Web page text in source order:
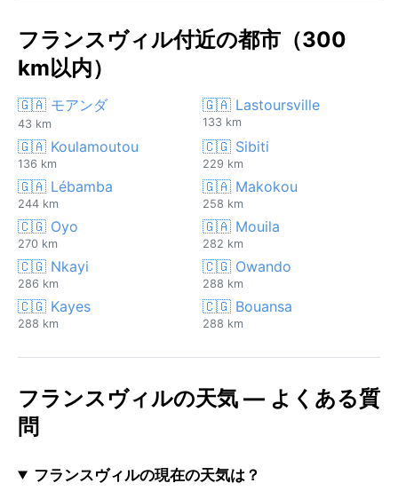
フランスヴィル付近の都市（300
km以内）
🇬🇦 モアンダ
43 km
🇬🇦 Lastoursville
133 km
🇬🇦 Koulamoutou
136 km
🇨🇬 Sibiti
229 km
🇬🇦 Lébamba
244 km
🇬🇦 Makokou
258 km
🇨🇬 Oyo
270 km
🇬🇦 Mouila
282 km
🇨🇬 Nkayi
286 km
🇨🇬 Owando
288 km
🇨🇬 Kayes
288 km
🇨🇬 Bouansa
288 km
フランスヴィルの天気 — よくある質
問
フランスヴィルの現在の天気は？